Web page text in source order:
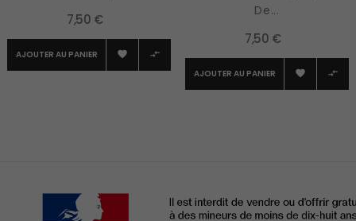
7,50 €
AJOUTER AU PANIER  
De...
7,50 €
AJOUTER AU PANIER  